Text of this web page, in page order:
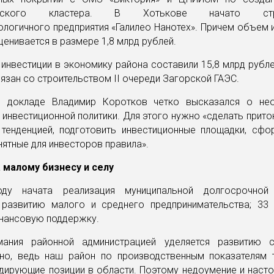
кластера. В Хотькове начато
предприятия «Галилео Нанотех». Причем объем
в размере 1,8 млрд рублей.
в экономику района составили 15,8 млрд
со строительством II очереди Загорской ГАЭС.
Владимир Коротков четко высказался о
инвестиционной политики. Для этого нужно «сделать
подготовить инвестиционные площадки,
для инвесторов правила».
бизнесу и селу
начата реализация муниципальной
малого и среднего предпринимательства; 33
поддержку.
районной администрацией уделяется развитию
ведь наш район по производственным показателям
позиции в области. Поэтому недоумение и